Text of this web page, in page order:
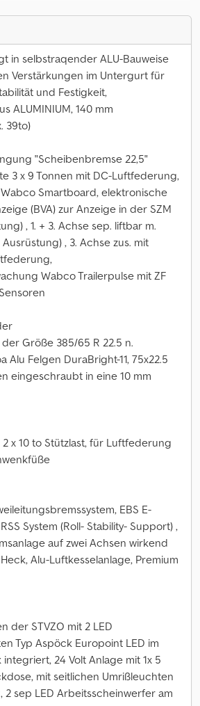
in selbstraqender ALU-Bauweise
Verstärkungen im Untergurt für
und Festigkeit,
ALUMINIUM, 140 mm
39to)
"Scheibenbremse 22,5"
3 x 9 Tonnen mit DC-Luftfederung,
Smartboard, elektronische
(BVA) zur Anzeige in der SZM
, 1. + 3. Achse sep. liftbar m.
, 3. Achse zus. mit
Wabco Trailerpulse mit ZF
Größe 385/65 R 22.5 n.
Alu Felgen DuraBright-11, 75x22.5
eingeschraubt in eine 10 mm
x 10 to Stützlast, für Luftfederung
EBS E-
System (Roll- Stability- Support) ,
auf zwei Achsen wirkend
Alu-Luftkesselanlage, Premium
der STVZO mit 2 LED
Typ Aspöck Europoint LED im
24 Volt Anlage mit 1x 5
mit seitlichen Umrißleuchten
2 sep LED Arbeitsscheinwerfer am